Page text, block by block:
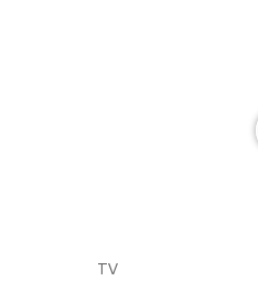
TV